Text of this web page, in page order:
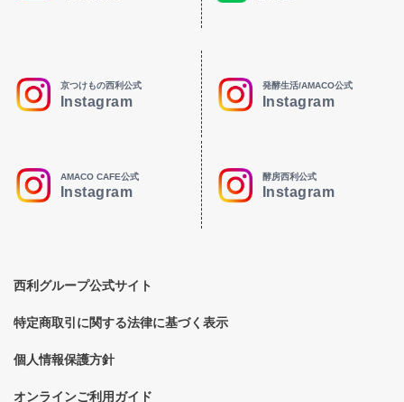
京つけもの西利公式
Instagram
発酵生活/AMACO公式
Instagram
AMACO CAFE公式
Instagram
酵房西利公式
Instagram
西利グループ公式サイト
特定商取引に関する法律に基づく表示
個人情報保護方針
オンラインご利用ガイド